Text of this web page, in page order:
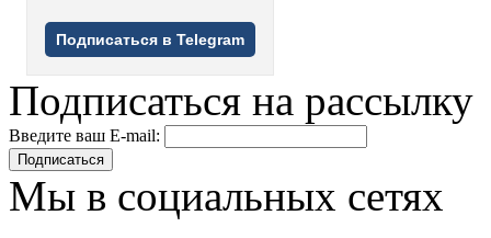
Подписаться в Telegram
Подписаться на рассылку
Введите ваш E-mail:
Подписаться
Мы в социальных сетях